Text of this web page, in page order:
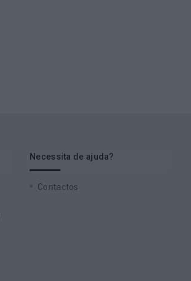
Necessita de ajuda?
Contactos